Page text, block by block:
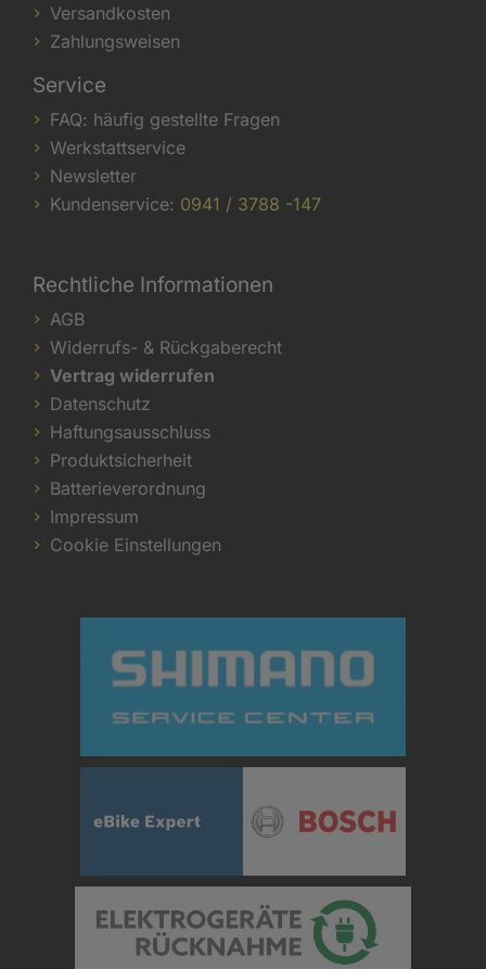
Versandkosten
Zahlungsweisen
Service
FAQ: häufig gestellte Fragen
Werkstattservice
Newsletter
Kundenservice: 0941 / 3788 -147
Rechtliche Informationen
AGB
Widerrufs- & Rückgaberecht
Vertrag widerrufen
Datenschutz
Haftungsausschluss
Produktsicherheit
Batterieverordnung
Impressum
Cookie Einstellungen